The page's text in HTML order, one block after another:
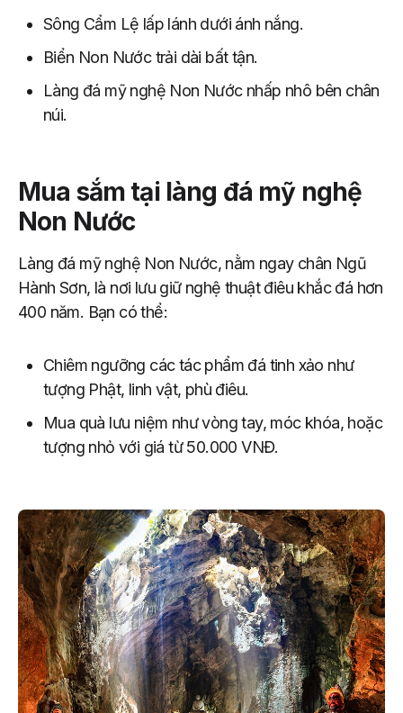
Sông Cẩm Lệ lấp lánh dưới ánh nắng.
Biển Non Nước trải dài bất tận.
Làng đá mỹ nghệ Non Nước nhấp nhô bên chân
núi.
Mua sắm tại làng đá mỹ nghệ
Non Nước
Làng đá mỹ nghệ Non Nước, nằm ngay chân Ngũ
Hành Sơn, là nơi lưu giữ nghệ thuật điêu khắc đá hơn
400 năm. Bạn có thể:
Chiêm ngưỡng các tác phẩm đá tinh xảo như
tượng Phật, linh vật, phù điêu.
Mua quà lưu niệm như vòng tay, móc khóa, hoặc
tượng nhỏ với giá từ 50.000 VNĐ.